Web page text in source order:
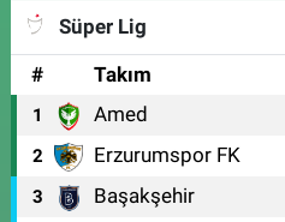
Süper Lig
#
Takım
1 Amed
2 Erzurumspor FK
3 Başakşehir